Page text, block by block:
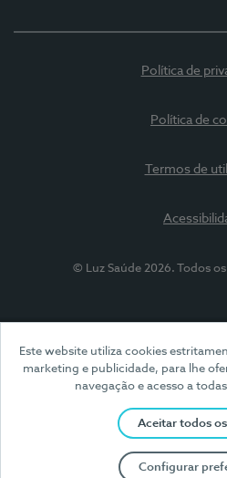
Este website utiliza cookies
marketing e publicidade, para lhe
navegação e acesso a
Aceitar todos
Configurar
Política de
Política de
Termos de
© Luz Saúde 2026. Todos